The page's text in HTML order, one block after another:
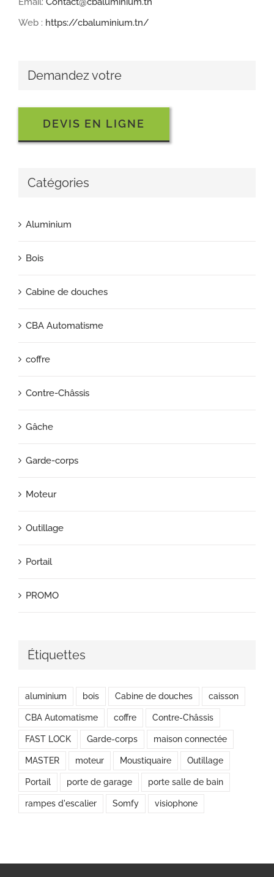
Web : https://cbaluminium.tn/
Demandez votre
DEVIS EN LIGNE
Catégories
Aluminium
Bois
Cabine de douches
CBA Automatisme
coffre
Contre-Châssis
Gâche
Garde-corps
Moteur
Outillage
Portail
PROMO
Étiquettes
aluminium bois Cabine de douches caisson
CBA Automatisme coffre Contre-Châssis
FAST LOCK Garde-corps maison connectée
MASTER moteur Moustiquaire Outillage
Portail porte de garage porte salle de bain
rampes d'escalier Somfy visiophone